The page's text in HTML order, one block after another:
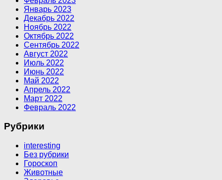
Январь 2023
Декабрь 2022
Ноябрь 2022
Октябрь 2022
Сентябрь 2022
Август 2022
Июль 2022
Июнь 2022
Май 2022
Апрель 2022
Март 2022
Февраль 2022
Рубрики
interesting
Без рубрики
Гороскоп
Животные